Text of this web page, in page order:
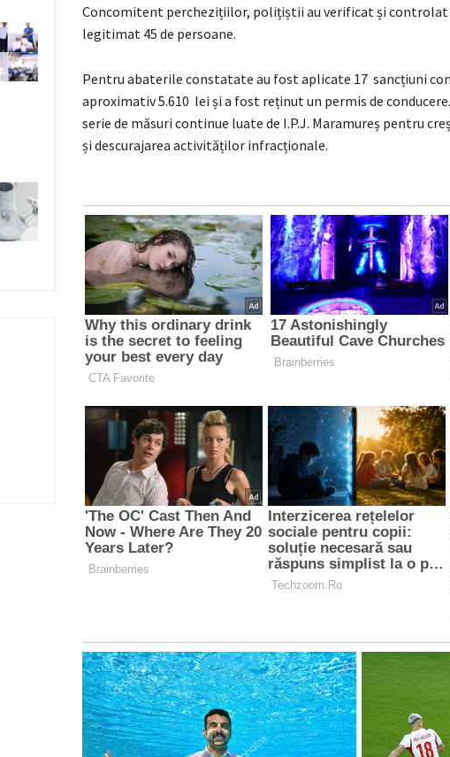
Concomitent perchezițiilor, polițiștii au verificat și controlat
legitimat 45 de persoane.
Pentru abaterile constatate au fost aplicate 17 sancțiuni
aproximativ 5.610 lei și a fost reținut un permis de
serie de măsuri continue luate de I.P.J. Maramureș pentru
și descurajarea activităților infracționale.